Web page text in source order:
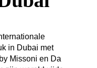
in Dubai met
Missoni en Da